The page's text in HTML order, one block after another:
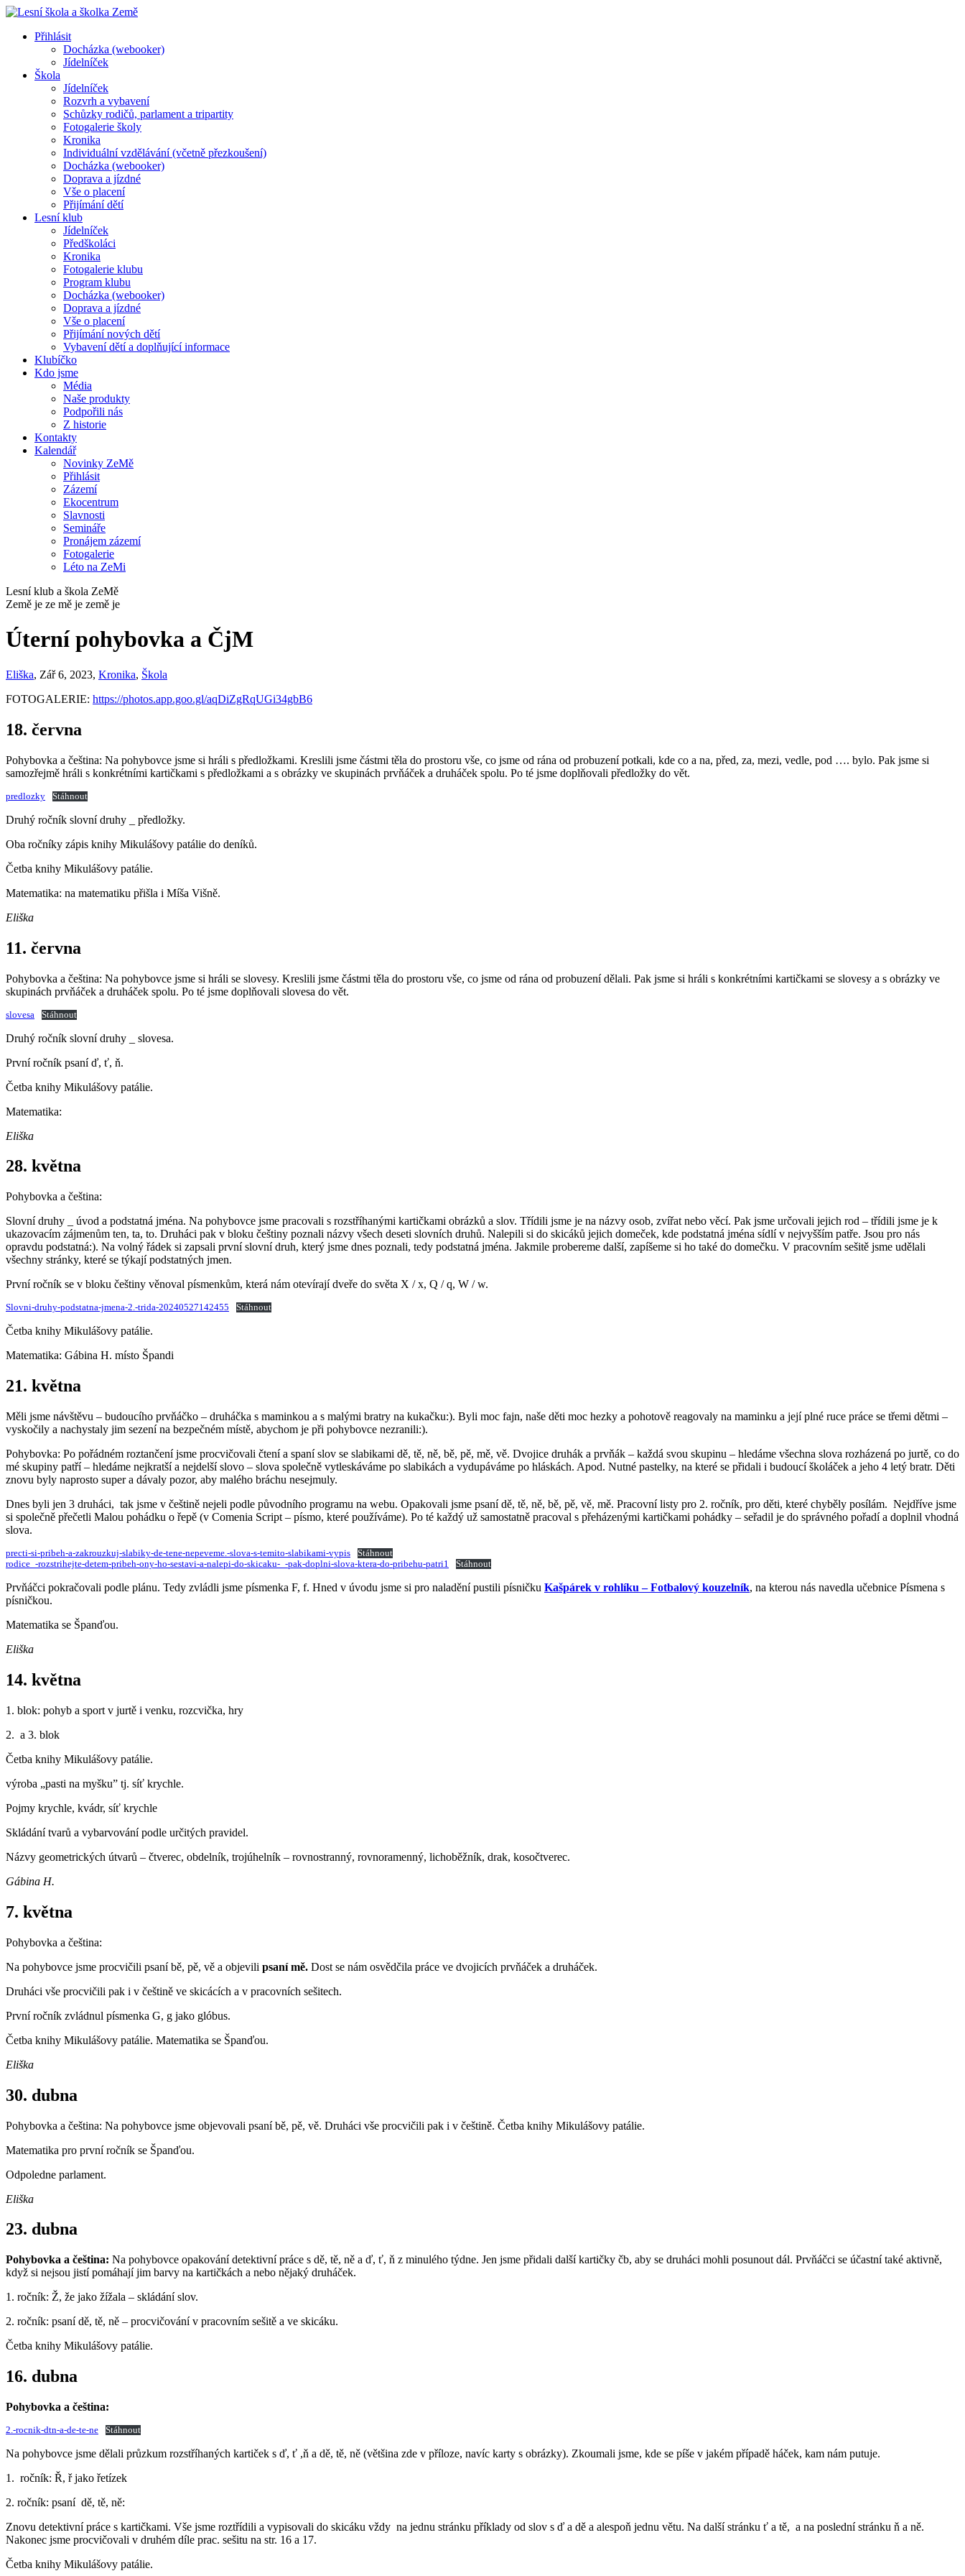
Přihlásit
Docházka (webooker)
Jídelníček
Škola
Jídelníček
Rozvrh a vybavení
Schůzky rodičů, parlament a tripartity
Fotogalerie školy
Kronika
Individuální vzdělávání (včetně přezkoušení)
Docházka (webooker)
Doprava a jízdné
Vše o placení
Přijímání dětí
Lesní klub
Jídelníček
Předškoláci
Kronika
Fotogalerie klubu
Program klubu
Docházka (webooker)
Doprava a jízdné
Vše o placení
Přijímání nových dětí
Vybavení dětí a doplňující informace
Klubíčko
Kdo jsme
Média
Naše produkty
Podpořili nás
Z historie
Kontakty
Kalendář
Novinky ZeMě
Přihlásit
Zázemí
Ekocentrum
Slavnosti
Semináře
Pronájem zázemí
Fotogalerie
Léto na ZeMi
Lesní klub a škola ZeMě
Země je ze mě je země je
Úterní pohybovka a ČjM
Eliška, Zář 6, 2023, Kronika, Škola
FOTOGALERIE: https://photos.app.goo.gl/aqDiZgRqUGi34gbB6
18. června
Pohybovka a čeština: Na pohybovce jsme si hráli s předložkami. Kreslili jsme částmi těla do prostoru vše, co jsme od rána od probuzení potkali, kde co a na, před, za, mezi, vedle, pod …. bylo. Pak jsme si
samozřejmě hráli s konkrétními kartičkami s předložkami a s obrázky ve skupinách prvňáček a druháček spolu. Po té jsme doplňovali předložky do vět.
predlozky Stáhnout
Druhý ročník slovní druhy _ předložky.
Oba ročníky zápis knihy Mikulášovy patálie do deníků.
Četba knihy Mikulášovy patálie.
Matematika: na matematiku přišla i Míša Višně.
Eliška
11. června
Pohybovka a čeština: Na pohybovce jsme si hráli se slovesy. Kreslili jsme částmi těla do prostoru vše, co jsme od rána od probuzení dělali. Pak jsme si hráli s konkrétními kartičkami se slovesy a s obrázky ve
skupinách prvňáček a druháček spolu. Po té jsme doplňovali slovesa do vět.
slovesa Stáhnout
Druhý ročník slovní druhy _ slovesa.
První ročník psaní ď, ť, ň.
Četba knihy Mikulášovy patálie.
Matematika:
Eliška
28. května
Pohybovka a čeština:
Slovní druhy _ úvod a podstatná jména. Na pohybovce jsme pracovali s rozstříhanými kartičkami obrázků a slov. Třídili jsme je na názvy osob, zvířat nebo věcí. Pak jsme určovali jejich rod – třídili jsme je k
ukazovacím zájmenům ten, ta, to. Druháci pak v bloku češtiny poznali názvy všech deseti slovních druhů. Nalepili si do skicáků jejich domeček, kde podstatná jména sídlí v nejvyšším patře. Jsou pro nás
opravdu podstatná:). Na volný řádek si zapsali první slovní druh, který jsme dnes poznali, tedy podstatná jména. Jakmile probereme další, zapíšeme si ho také do domečku. V pracovním sešitě jsme udělali
všechny stránky, které se týkají podstatných jmen.
První ročník se v bloku češtiny věnoval písmenkům, která nám otevírají dveře do světa X / x, Q / q, W / w.
Slovni-druhy-podstatna-jmena-2.-trida-20240527142455 Stáhnout
Četba knihy Mikulášovy patálie.
Matematika: Gábina H. místo Špandi
21. května
Měli jsme návštěvu – budoucího prvňáčko – druháčka s maminkou a s malými bratry na kukačku:). Byli moc fajn, naše děti moc hezky a pohotově reagovaly na maminku a její plné ruce práce se třemi dětmi –
vyskočily a nachystaly jim sezení na bezpečném místě, abychom je při pohybovce nezranili:).
Pohybovka: Po pořádném roztančení jsme procvičovali čtení a spaní slov se slabikami dě, tě, ně, bě, pě, mě, vě. Dvojice druhák a prvňák – každá svou skupinu – hledáme všechna slova rozházená po jurtě, co do
mé skupiny patří – hledáme nejkratší a nejdelší slovo – slova společně vytleskáváme po slabikách a vydupáváme po hláskách. Apod. Nutné pastelky, na které se přidali i budoucí školáček a jeho 4 letý bratr. Děti
znovu byly naprosto super a dávaly pozor, aby malého bráchu nesejmuly.
Dnes byli jen 3 druháci, tak jsme v češtině nejeli podle původního programu na webu. Opakovali jsme psaní dě, tě, ně, bě, pě, vě, mě. Pracovní listy pro 2. ročník, pro děti, které chyběly posílám. Nejdříve jsme
si společně přečetli Malou pohádku o řepě (v Comenia Script – písmo, které používáme). Po té každý už samostatně pracoval s přeházenými kartičkami pohádky – seřadil je do správného pořadí a doplnil vhodná
slova.
precti-si-pribeh-a-zakrouzkuj-slabiky-de-tene-nepeveme.-slova-s-temito-slabikami-vypis
Stáhnout
rodice_-rozstrihejte-detem-pribeh-ony-ho-sestavi-a-nalepi-do-skicaku-_-pak-doplni-slova-ktera-do-pribehu-patri1
Stáhnout
Prvňáčci pokračovali podle plánu. Tedy zvládli jsme písmenka F, f. Hned v úvodu jsme si pro naladění pustili písničku Kašpárek v rohlíku – Fotbalový kouzelník, na kterou nás navedla učebnice Písmena s
písničkou.
Matematika se Španďou.
Eliška
14. května
1. blok: pohyb a sport v jurtě i venku, rozcvička, hry
2. a 3. blok
Četba knihy Mikulášovy patálie.
výroba „pasti na myšku” tj. síť krychle.
Pojmy krychle, kvádr, síť krychle
Skládání tvarů a vybarvování podle určitých pravidel.
Názvy geometrických útvarů – čtverec, obdelník, trojúhelník – rovnostranný, rovnoramenný, lichoběžník, drak, kosočtverec.
Gábina H.
7. května
Pohybovka a čeština:
Na pohybovce jsme procvičili psaní bě, pě, vě a objevili psaní mě. Dost se nám osvědčila práce ve dvojicích prvňáček a druháček.
Druháci vše procvičili pak i v češtině ve skicácích a v pracovních sešitech.
První ročník zvládnul písmenka G, g jako glóbus.
Četba knihy Mikulášovy patálie. Matematika se Španďou.
Eliška
30. dubna
Pohybovka a čeština: Na pohybovce jsme objevovali psaní bě, pě, vě. Druháci vše procvičili pak i v češtině. Četba knihy Mikulášovy patálie.
Matematika pro první ročník se Španďou.
Odpoledne parlament.
Eliška
23. dubna
Pohybovka a čeština: Na pohybovce opakování detektivní práce s dě, tě, ně a ď, ť, ň z minulého týdne. Jen jsme přidali další kartičky čb, aby se druháci mohli posunout dál. Prvňáčci se účastní také aktivně,
když si nejsou jistí pomáhají jim barvy na kartičkách a nebo nějaký druháček.
1. ročník: Ž, že jako žížala – skládání slov.
2. ročník: psaní dě, tě, ně – procvičování v pracovním sešitě a ve skicáku.
Četba knihy Mikulášovy patálie.
16. dubna
Pohybovka a čeština:
2.-rocnik-dtn-a-de-te-ne Stáhnout
Na pohybovce jsme dělali průzkum rozstříhaných kartiček s ď, ť ,ň a dě, tě, ně (většina zde v příloze, navíc karty s obrázky). Zkoumali jsme, kde se píše v jakém případě háček, kam nám putuje.
1. ročník: Ř, ř jako řetízek
2. ročník: psaní dě, tě, ně:
Znovu detektivní práce s kartičkami. Vše jsme roztřídili a vypisovali do skicáku vždy na jednu stránku příklady od slov s ď a dě a alespoň jednu větu. Na další stránku ť a tě, a na poslední stránku ň a ně.
Nakonec jsme procvičovali v druhém díle prac. sešitu na str. 16 a 17.
Četba knihy Mikulášovy patálie.